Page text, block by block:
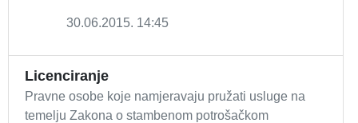
30.06.2015. 14:45
Licenciranje
Pravne osobe koje namjeravaju pružati usluge na
temelju Zakona o stambenom potrošačkom